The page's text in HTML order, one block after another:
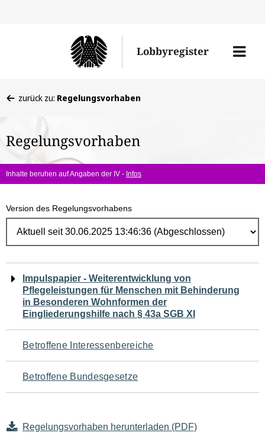
Lobbyregister
Menü
befinden
hier:
zurück zu: Regelungsvorhaben
Regelungsvorhaben
Inhalte beruhen auf Angaben der IV - Infos
Version des Regelungsvorhabens
Navigation
für
den
Seiteninhalt
Impulspapier - Weiterentwicklung von
Pflegeleistungen für Menschen mit Behinderung
in Besonderen Wohnformen der
Eingliederungshilfe nach § 43a SGB XI
Betroffene Interessenbereiche
Betroffene Bundesgesetze
Regelungsvorhaben herunterladen (PDF)